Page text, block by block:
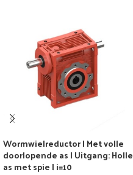
Wormwielreductor | Met volle
doorlopende as | Uitgang: Holle
as met spie | i=10